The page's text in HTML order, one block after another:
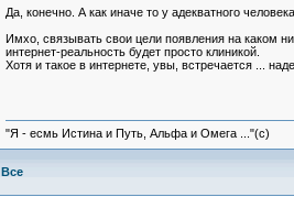
Да, конечно. А как иначе то у адекватного
Имхо, связывать свои цели появления на каком
интернет-реальность будет просто клиникой.
Хотя и такое в интернете, увы, встречается ...
"Я - есмь Истина и Путь, Альфа и Омега ..."(с)
Все